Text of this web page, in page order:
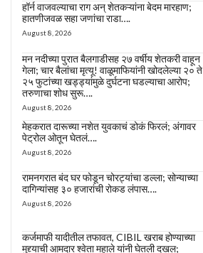
हॉर्न वाजवल्याचा राग अन् शेतकऱ्यांना बेदम मारहाण;
हातणीजवळ सहा जणांचा राडा….
August 8, 2026
मन नदीच्या पुरात बैलगाडीसह २७ वर्षीय शेतकरी वाहून
गेला; चार बैलांचा मृत्यू! वाळूमाफियांनी खोदलेल्या २० ते
२५ फुटांच्या खड्ड्यांमुळे दुर्घटना घडल्याचा आरोप;
तरुणाचा शोध सुरू….
August 8, 2026
मेहकरात दारूच्या नशेत युवकाचं डोकं फिरलं; अंगावर
पेट्रोल ओतून घेतलं….
August 8, 2026
रामनगरात बंद घर फोडून चोरट्यांचा डल्ला; सोन्याच्या
दागिन्यांसह ३० हजारांची रोकड लंपास….
August 8, 2026
कर्जमाफी यादीतील तफावत, CIBIL खराब होण्याच्या
मुद्द्याची आमदार श्वेता महाले यांनी घेतली दखल;